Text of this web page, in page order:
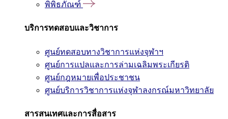
พิพิธภัณฑ์
บริการทดสอบและวิชาการ
ศูนย์ทดสอบทางวิชาการแห่งจุฬาฯ
ศูนย์การแปลและการล่ามเฉลิมพระเกียรติ
ศูนย์กฎหมายเพื่อประชาชน
ศูนย์บริการวิชาการแห่งจุฬาลงกรณ์มหาวิทยาลัย
สารสนเทศและการสื่อสาร